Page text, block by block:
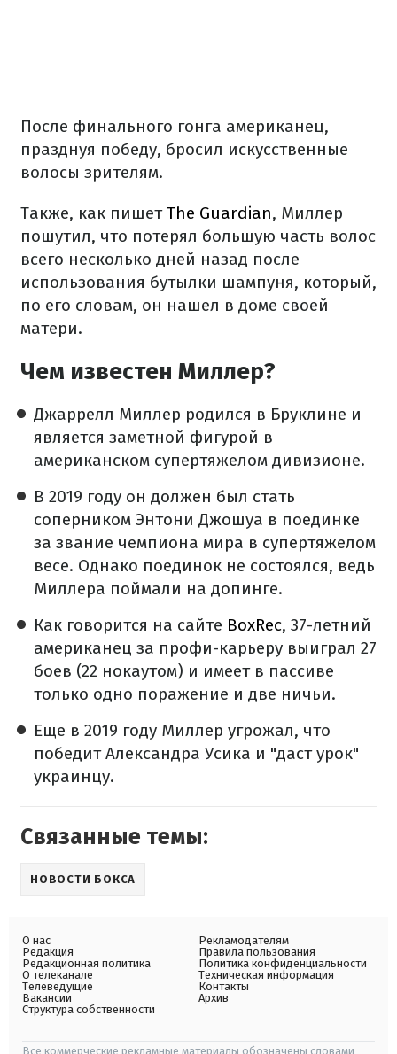
После финального гонга американец,
празднуя победу, бросил искусственные
волосы зрителям.
Также, как пишетThe Guardian, Миллер
пошутил, что потерял большую часть волос
всего несколько дней назад после
использования бутылки шампуня, который,
по его словам, он нашел в доме своей
матери.
Чем известен Миллер?
Джаррелл Миллер родился в Бруклине и
является заметной фигурой в
американском супертяжелом дивизионе.
В 2019 году он должен был стать
соперником Энтони Джошуа в поединке
за звание чемпиона мира в супертяжелом
весе. Однако поединок не состоялся, ведь
Миллера поймали на допинге.
Как говорится на сайте BoxRec, 37-летний
американец за профи-карьеру выиграл 27
боев (22 нокаутом) и имеет в пассиве
только одно поражение и две ничьи.
Еще в 2019 году Миллер угрожал, что
победит Александра Усика и "даст урок"
украинцу.
Связанные темы:
НОВОСТИ БОКСА
О нас
Редакция
Редакционная политика
О телеканале
Телеведущие
Вакансии
Структура собственности
Рекламодателям
Правила пользования
Политика конфиденциальности
Техническая информация
Контакты
Архив
Все коммерческие рекламные материалы обозначены словами